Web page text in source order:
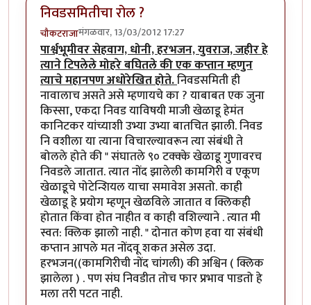
निवडसमितीचा रोल ?
चौकटराजामंगळवार, 13/03/2012 17:27
पार्श्वभूमीवर सेहवाग, धोनी, हरभजन, युवराज, जहीर हे
त्याने टिपलेले मोहरे बघितले की एक कप्तान म्हणुन
त्याचे महानपण अधोरेखित होते.निवडसमिती ही
नावालाच असते असे म्हणायचे का ? याबाबत एक जुना
किस्सा, एकदा निवड याविषयी माजी खेळाडू हेमंत
कानिटकर यांच्याशी उभ्या उभ्या बातचित झाली. निवड
नि वशीला या त्याना विचारल्यावरून त्या संबंधी ते
बोलले होते की " संघातले ९० टक्क्के खेळाडू गुणावरच
निवडले जातात. त्यात नोंद झालेली कामगिरी व एकूण
खेळाडूचे पोटेन्शियल याचा समावेश असतो. काही
खेळाडू हे प्रयोग म्हणून खेळविले जातात व क्लिकही
होतात किंवा होत नाहीत व काही वशिल्याने . त्यात मी
स्वत: क्लिक झालो नाही. " दोनात कोण हवा या संबंधी
कप्तान आपले मत नोंदवू शकत असेल उदा.
हरभजन((कामगिरीची नोंद चांगली) की अश्विन ( क्लिक
झालेला ) . पण संघ निवडीत तोच फार प्रभाव पाडतो हे
मला तरी पटत नाही.